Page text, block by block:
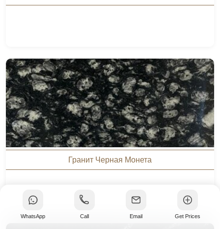
Гранит Черная Монета
WhatsApp Call Email Get Prices